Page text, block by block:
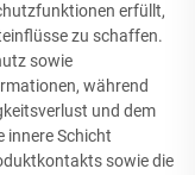
erfüllt,
zu schaffen.
sowie
während
und dem
innere Schicht
sowie die